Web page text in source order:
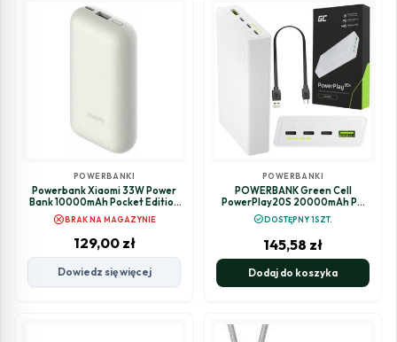
POWERBANKI
Powerbank Xiaomi 33W Power
Bank 10000mAh Pocket Edition
cancelBRAK NA MAGAZYNIE
129,00 zł
Dowiedz się więcej
POWERBANKI
POWERBANK Green Cell
PowerPlay20S 20000mAh PD
22,5W QC 3.0 3x USB-C BIAŁY
check_circleDOSTĘPNY 1SZT.
145,58 zł
Dodaj do koszyka